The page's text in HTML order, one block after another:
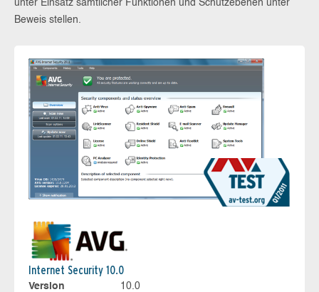
unter Einsatz sämtlicher Funktionen und Schutzebenen unter
Beweis stellen.
Internet Security 10.0
Version
10.0